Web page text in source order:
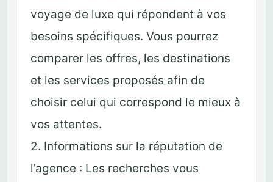
voyage de luxe qui répondent à vos
besoins spécifiques. Vous pourrez
comparer les offres, les destinations
et les services proposés afin de
choisir celui qui correspond le mieux à
vos attentes.
2. Informations sur la réputation de
l’agence : Les recherches vous